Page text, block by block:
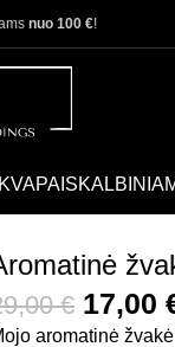
nuo 100 €!
€ 17,00
aromatinė